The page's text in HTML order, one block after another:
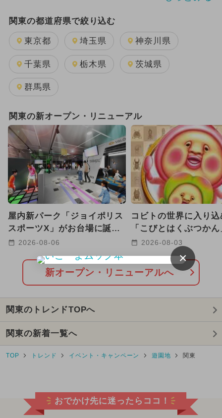
2024年のイベント
GW(ゴールデンウィーク) 花火
クリスマス ハロウィン
2024年4月のイベント
2024年8月のイベント
2024年2月のイベント
2024年5月のイベント
2024年9月のイベント
ディズニーリゾート
2023年12月のイベント
2024年7月のイベント 冬休み
2024年10月のイベント
2024年1月のイベント
2023年11月のイベント 絶景
ご当地グルメ・限定メニュー
関東の都道府県で絞り込む
東京都 埼玉県 神奈川県
千葉県 栃木県 茨城県
群馬県
関東の新オープン・リニューアル
屋内新パーク「ジョイポリス
スポーツX」がお台場に誕
生！ ARやトランポリンで
2026-08-06
コビトの世界に入り
「こびとはくぶつか
玉に8/12グランドオー
2026-08-03
新オープン・リニューアルへ
関東のトレンドTOPへ
関東の新着一覧へ
TOP トレンド イベント・キャンペーン 遊園地 関東
おでかけ先に迷ったらココ！
×